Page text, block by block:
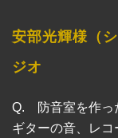
安部光輝様（
ジオ
Q. 防音室を作っ
ギターの音、レ